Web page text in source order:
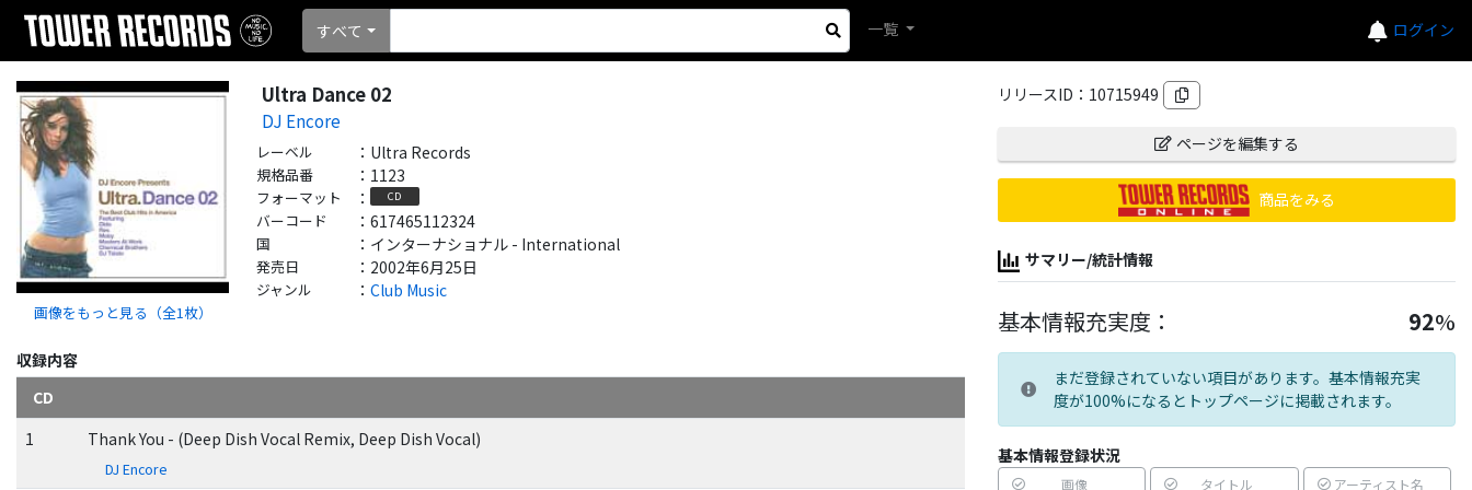
ログイン
すべて 一覧
画像をもっと見る（全1 枚）
Ultra Dance 02
DJ Encore
レーベル ： Ultra Records
規格品番 ： 1123
フォーマット ： CD
バーコード ： 617465112324
国 ： インターナショナル - International
発売日 ： 2002年6月25日
ジャンル ： Club Music
収録内容
CD
1
Thank You - (Deep Dish Vocal Remix, Deep Dish Vocal)
DJ Encore
リリースID： 10715949
ページを編集する
商品をみる
サマリー/統計情報
基本情報充実度： 92%
まだ登録されていない項目があります。基本情報充実
度が100%になるとトップページに掲載されます。
基本情報登録状況
画像 タイトル アーティスト名